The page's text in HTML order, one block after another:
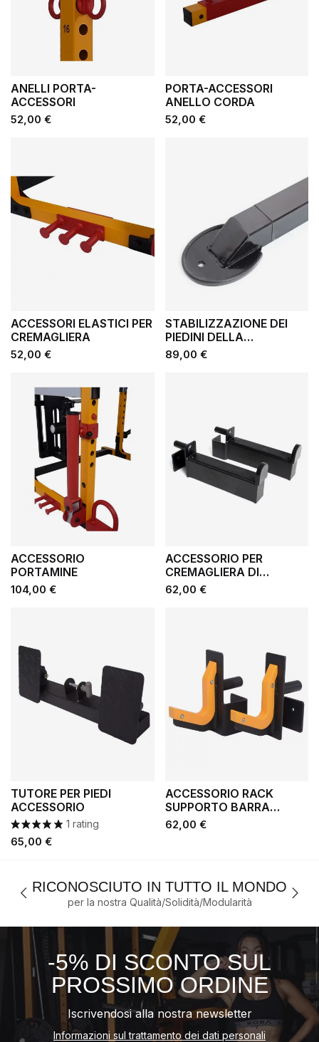
ANELLI PORTA-
ACCESSORI
Prezzo
52,00 €
PORTA-ACCESSORI
ANELLO CORDA
Prezzo
52,00 €
ACCESSORI ELASTICI PER
CREMAGLIERA
Prezzo
52,00 €
STABILIZZAZIONE DEI
PIEDINI DELLA
RASTRELLIERA
ACCESSORI
Prezzo
89,00 €
ACCESSORIO
PORTAMINE
Prezzo
104,00 €
ACCESSORIO PER
CREMAGLIERA DI
SICUREZZA AV
Prezzo
62,00 €
TUTORE PER PIEDI
ACCESSORIO
1 rating
Prezzo
65,00 €
ACCESSORIO RACK
SUPPORTO BARRA
PREMIUM
Prezzo
62,00 €
RICONOSCIUTO IN TUTTO IL MONDO
per la nostra Qualità/Solidità/Modularità
-5% DI SCONTO SUL
PROSSIMO ORDINE
Iscrivendosi alla nostra newsletter
Informazioni sul trattamento dei dati personali